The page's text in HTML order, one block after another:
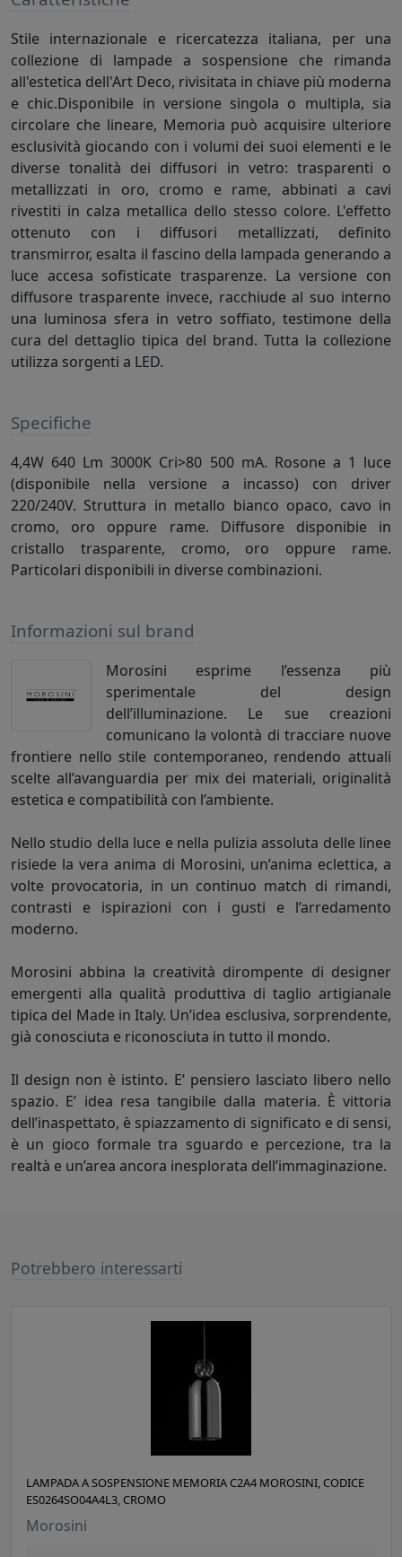
Stile internazionale e ricercatezza italiana, per una
collezione di lampade a sospensione che rimanda
all'estetica dell'Art Deco, rivisitata in chiave più moderna
e chic.Disponibile in versione singola o multipla, sia
circolare che lineare, Memoria può acquisire ulteriore
esclusività giocando con i volumi dei suoi elementi e le
diverse tonalità dei diffusori in vetro: trasparenti o
metallizzati in oro, cromo e rame, abbinati a cavi
rivestiti in calza metallica dello stesso colore. L'effetto
ottenuto con i diffusori metallizzati, definito
transmirror, esalta il fascino della lampada generando a
luce accesa sofisticate trasparenze. La versione con
diffusore trasparente invece, racchiude al suo interno
una luminosa sfera in vetro soffiato, testimone della
cura del dettaglio tipica del brand. Tutta la collezione
utilizza sorgenti a LED.
Specifiche
4,4W 640 Lm 3000K Cri>80 500 mA. Rosone a 1 luce
(disponibile nella versione a incasso) con driver
220/240V. Struttura in metallo bianco opaco, cavo in
cromo, oro oppure rame. Diffusore disponibie in
cristallo trasparente, cromo, oro oppure rame.
Particolari disponibili in diverse combinazioni.
Informazioni sul brand
Morosini esprime l’essenza più
sperimentale del design
dell’illuminazione. Le sue creazioni
comunicano la volontà di tracciare nuove
frontiere nello stile contemporaneo, rendendo attuali
scelte all’avanguardia per mix dei materiali, originalità
estetica e compatibilità con l’ambiente.
Nello studio della luce e nella pulizia assoluta delle linee
risiede la vera anima di Morosini, un’anima eclettica, a
volte provocatoria, in un continuo match di rimandi,
contrasti e ispirazioni con i gusti e l’arredamento
moderno.
Morosini abbina la creatività dirompente di designer
emergenti alla qualità produttiva di taglio artigianale
tipica del Made in Italy. Un’idea esclusiva, sorprendente,
già conosciuta e riconosciuta in tutto il mondo.
Il design non è istinto. E’ pensiero lasciato libero nello
spazio. E’ idea resa tangibile dalla materia. È vittoria
dell’inaspettato, è spiazzamento di significato e di sensi,
è un gioco formale tra sguardo e percezione, tra la
realtà e un’area ancora inesplorata dell’immaginazione.
Potrebbero interessarti
LAMPADA A SOSPENSIONE MEMORIA C2A4 MOROSINI, CODICE
ES0264SO04A4L3, CROMO
Morosini